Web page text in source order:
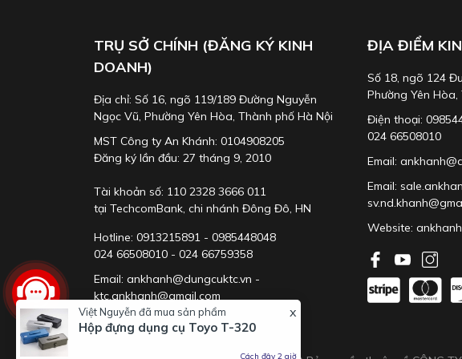
TRỤ SỞ CHÍNH (ĐĂNG KÝ KINH
DOANH)
Địa chỉ: Số 16, ngõ 119/189 Đường Nguyễn
Ngọc Vũ, Phường Yên Hòa, Thành phố Hà Nội
MST Công ty An Khánh: 0104908205
Đăng ký lần đầu: 27 tháng 9, 2010
Tài khoản số: 110 2328 3666 011
tại TechcomBank, chi nhánh Đông Đô, HN
Hotline: 0913215891 - 0985448048
024 66508010 - 024 66759358
Email: ankhanh@dungcuktc.vn -
ktc.ankhanh@gmail.com
ĐỊA ĐIỂM
Số 18, ngõ 124
Phường Yên
Điện thoại:
024 66508010
Email:
Email:
Website:
x
Việt Nguyễn đã mua sản phẩm
Hộp đựng dụng cụ Toyo T-320
Cách đây 2 giờ